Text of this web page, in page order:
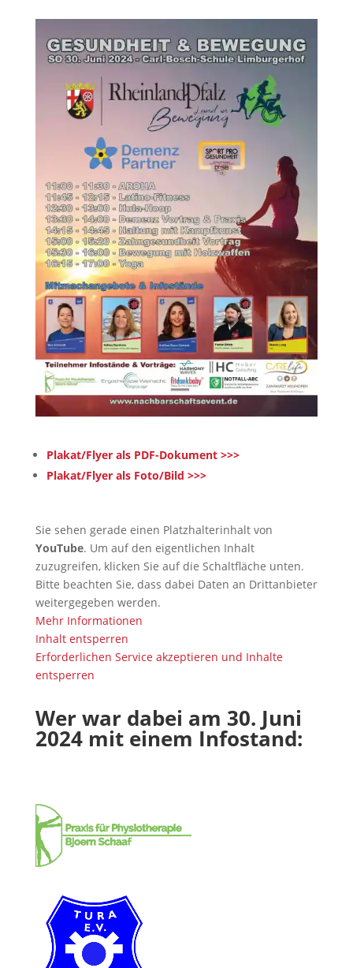
Plakat/Flyer als PDF-Dokument >>>
Plakat/Flyer als Foto/Bild >>>
Sie sehen gerade einen Platzhalterinhalt von
YouTube. Um auf den eigentlichen Inhalt
zuzugreifen, klicken Sie auf die Schaltfläche unten.
Bitte beachten Sie, dass dabei Daten an Drittanbieter
weitergegeben werden.
Mehr Informationen
Inhalt entsperren
Erforderlichen Service akzeptieren und Inhalte
entsperren
Wer war dabei am 30. Juni
2024 mit einem Infostand: